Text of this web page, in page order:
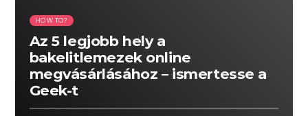
HOW TO?
Az 5 legjobb hely a
bakelitlemezek online
megvásárlásához – ismertesse a
Geek-t